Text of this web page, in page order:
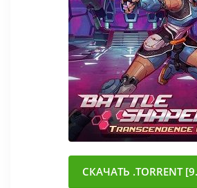
СКАЧАТЬ .TORRENT